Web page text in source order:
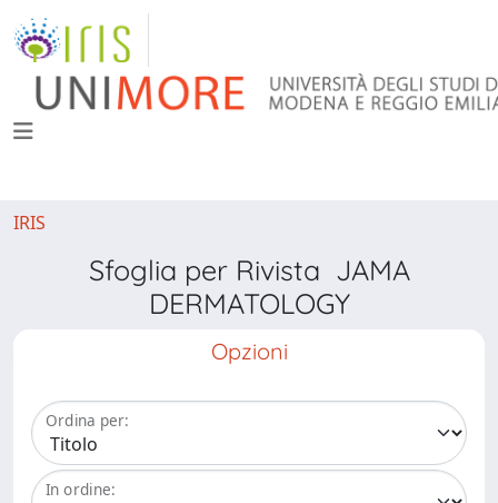
IRIS
Sfoglia per Rivista JAMA
DERMATOLOGY
Opzioni
Ordina per:
In ordine: